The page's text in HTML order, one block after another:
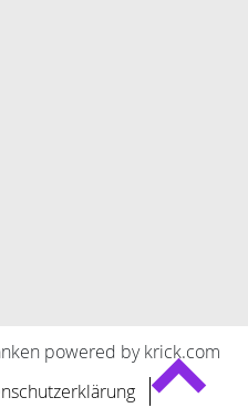
powered by krick.com